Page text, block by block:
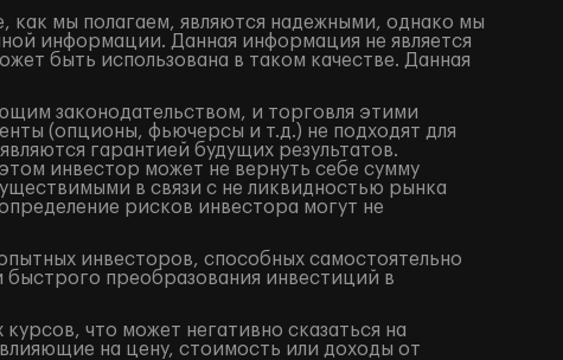
как мы полагаем, являются надежными, однако мы
информации. Данная информация не является
быть использована в таком качестве. Данная
законодательством, и торговля этими
(опционы, фьючерсы и т.д.) не подходят для
гарантией будущих результатов.
инвестор может не вернуть себе сумму
в связи с не ликвидностью рынка
рисков инвестора могут не
инвесторов, способных самостоятельно
преобразования инвестиций в
что может негативно сказаться на
на цену, стоимость или доходы от